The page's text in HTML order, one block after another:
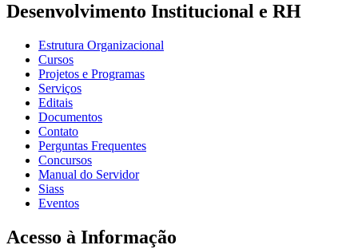
Desenvolvimento Institucional e RH
Estrutura Organizacional
Cursos
Projetos e Programas
Serviços
Editais
Documentos
Contato
Perguntas Frequentes
Concursos
Manual do Servidor
Siass
Eventos
Acesso à Informação